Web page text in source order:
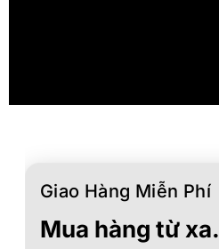
Giao Hàng Miễn Phí
Mua hàng từ xa.